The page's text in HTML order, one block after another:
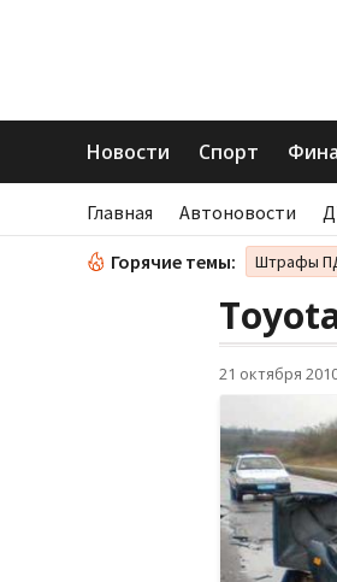
Новости Спорт
Главная Автоновости
Горячие темы: Штрафы
21 октября